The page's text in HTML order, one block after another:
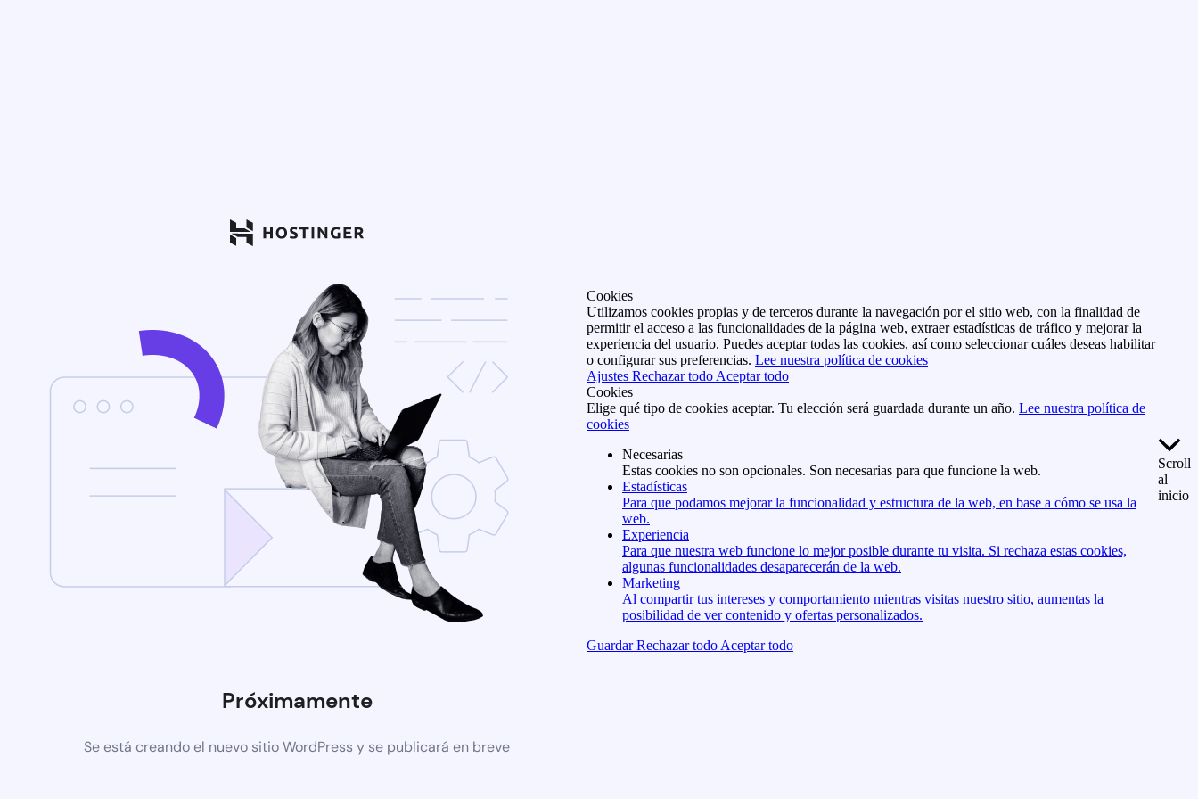
Próximamente
Se está creando el nuevo sitio WordPress y se publicará en breve
Cookies
Utilizamos cookies propias y de terceros durante la navegación por el sitio web, con la finalidad de
permitir el acceso a las funcionalidades de la página web, extraer estadísticas de tráfico y mejorar la
experiencia del usuario. Puedes aceptar todas las cookies, así como seleccionar cuáles deseas habilitar
o configurar sus preferencias. Lee nuestra política de cookies
Ajustes Rechazar todo Aceptar todo
Cookies
Elige qué tipo de cookies aceptar. Tu elección será guardada durante un año. Lee nuestra política de
cookies
Necesarias
Estas cookies no son opcionales. Son necesarias para que funcione la web.
Estadísticas
Para que podamos mejorar la funcionalidad y estructura de la web, en base a cómo se usa la
web.
Experiencia
Para que nuestra web funcione lo mejor posible durante tu visita. Si rechaza estas cookies,
algunas funcionalidades desaparecerán de la web.
Marketing
Al compartir tus intereses y comportamiento mientras visitas nuestro sitio, aumentas la
posibilidad de ver contenido y ofertas personalizados.
GuardarRechazar todo Aceptar todo
Scroll
al
inicio